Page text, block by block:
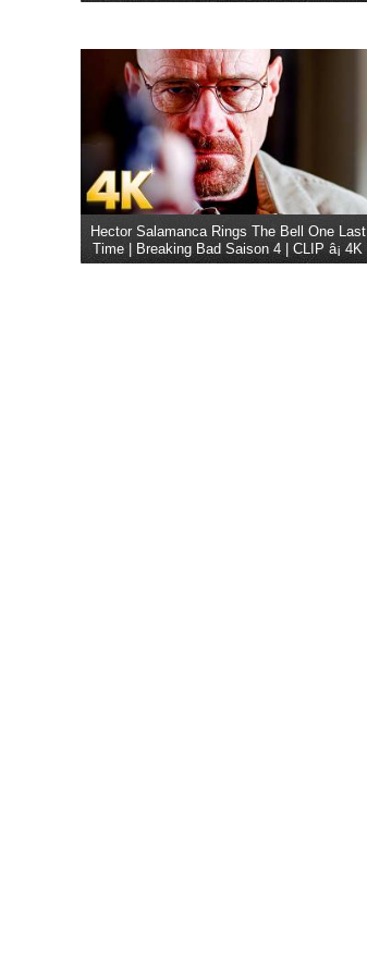
Hector Salamanca Rings The Bell One Last
Time | Breaking Bad Saison 4 | CLIP â¡ 4K